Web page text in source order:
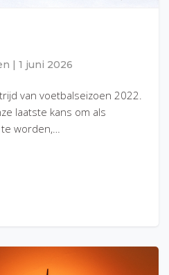
1 juni 2026
van voetbalseizoen 2022.
laatste kans om als
worden,…